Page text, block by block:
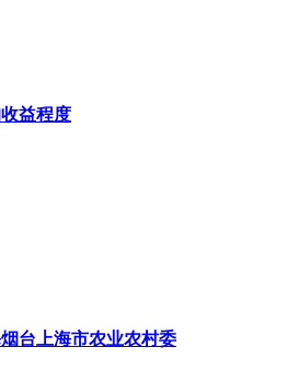
益程度
台上海市农业农村委